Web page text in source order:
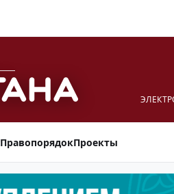
ПравопорядокПроекты